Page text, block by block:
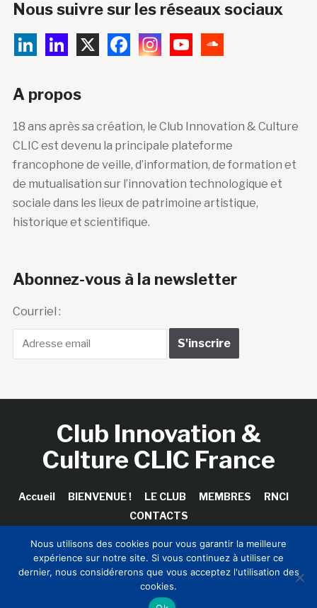
Nous suivre sur les réseaux sociaux
A propos
18 ans après sa création, le Club Innovation & Culture
CLIC est devenu la principale plateforme
francophone de veille, d’information, de formation et
de mutualisation sur l’innovation technologique et
sociale dans les lieux de patrimoine artistique,
historique et scientifique.
Abonnez-vous à la newsletter
Courriel :
Club Innovation &
Culture CLIC France
Accueil BIENVENUE ! LE CLUB MEMBRES
RNCI
CONTACTS
Copyright © 2026 Club Innovation & Culture CLIC France /
Sinapses Conseils
Nous utilisons des cookies pour vous garantir la meilleure
expérience sur notre site. Si vous continuez à utiliser ce
dernier, nous considérerons que vous acceptez l'utilisation des
cookies.